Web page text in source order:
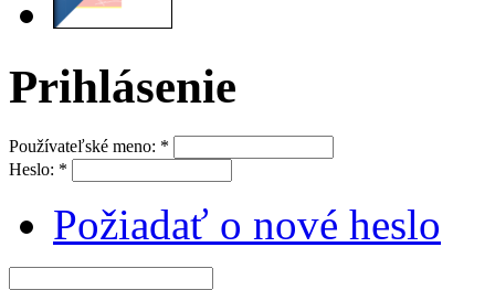
Prihlásenie
Používateľské meno: *
Heslo: *
Požiadať o nové heslo